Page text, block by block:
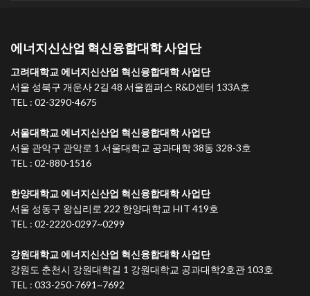
에너지신산업 혁신융합대학 사업단
고려대학교 에너지신산업 혁신융합대학 사업단
서울 성북구 개운사 2길 48 서울캠퍼스 R&D센터 133A호
TEL : 02-3290-4675
서울대학교 에너지신산업 혁신융합대학 사업단
서울 관악구 관악로 1 서울대학교 공과대학 38동 328-3호
TEL : 02-880-1516
한양대학교 에너지신산업 혁신융합대학 사업단
서울 성동구 왕십리로 222 한양대학교 HIT 419호
TEL : 02-2220-0297~0299
강원대학교 에너지신산업 혁신융합대학 사업단
강원도 춘천시 강원대학길 1 강원대학교 공과대학2호관 103호
TEL : 033-250-7691~7692